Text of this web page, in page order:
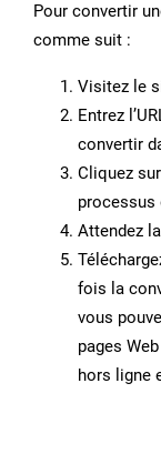
Pour convertir
comme suit :
Visitez le
Entrez
convertir
Cliquez
processus
Attendez
fois la
vous
pages
hors ligne